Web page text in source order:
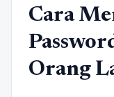
Cara
Orang